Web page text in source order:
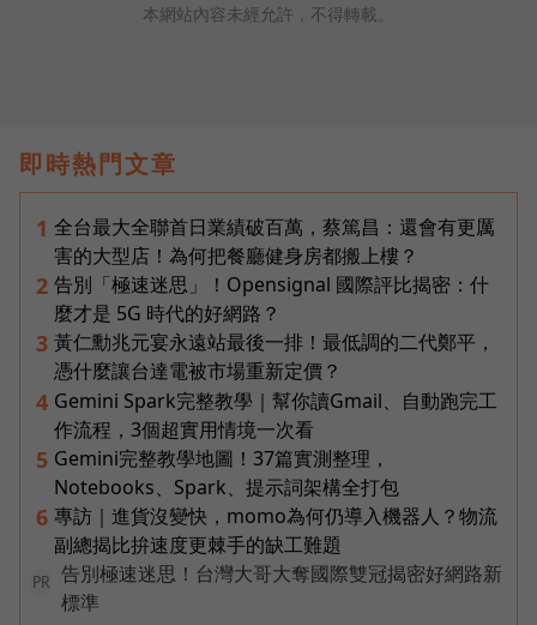
本網站內容未經允許，不得轉載。
即時熱門文章
1 全台最大全聯首日業績破百萬，蔡篤昌：還會有更厲
害的大型店！為何把餐廳健身房都搬上樓？
2 告別「極速迷思」！Opensignal 國際評比揭密：什
麼才是 5G 時代的好網路？
3 黃仁勳兆元宴永遠站最後一排！最低調的二代鄭平，
憑什麼讓台達電被市場重新定價？
4 Gemini Spark完整教學｜幫你讀Gmail、自動跑完工
作流程，3個超實用情境一次看
5 Gemini完整教學地圖！37篇實測整理，
Notebooks、Spark、提示詞架構全打包
6 專訪｜進貨沒變快，momo為何仍導入機器人？物流
副總揭比拚速度更棘手的缺工難題
PR
告別極速迷思！台灣大哥大奪國際雙冠揭密好網路新
標準